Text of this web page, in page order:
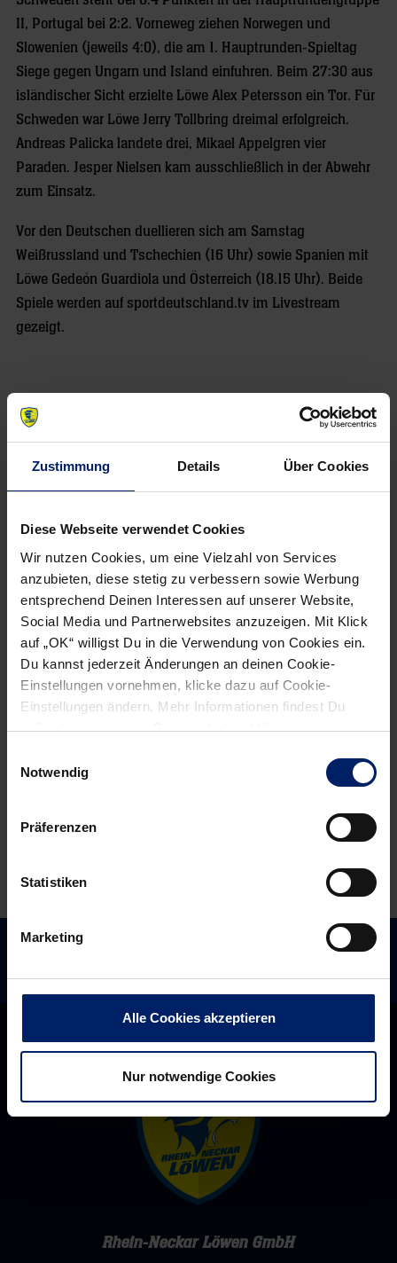
Zustimmung Details Über Cookies
Diese Webseite verwendet Cookies
Wir nutzen Cookies, um eine Vielzahl von Services
anzubieten, diese stetig zu verbessern sowie Werbung
entsprechend Deinen Interessen auf unserer Website,
Social Media und Partnerwebsites anzuzeigen. Mit Klick
auf „OK“ willigst Du in die Verwendung von Cookies ein.
Du kannst jederzeit Änderungen an deinen Cookie-
Einstellungen vornehmen, klicke dazu auf Cookie-
Einstellungen ändern. Mehr Informationen findest Du
außerdem in unsererDatenschutzerklärung.
Notwendig
Präferenzen
Statistiken
Marketing
Alle Cookies akzeptieren
Nur notwendige Cookies
II, Portugal bei 2:2. Vorneweg ziehen Norwegen und
Slowenien (jeweils 4:0), die am 1. Hauptrunden-Spieltag
Siege gegen Ungarn und Island einfuhren. Beim 27:30 aus
isländischer Sicht erzielte Löwe Alex Petersson ein Tor. Für
Schweden war Löwe Jerry Tollbring dreimal erfolgreich.
Andreas Palicka landete drei, Mikael Appelgren vier
Paraden. Jesper Nielsen kam ausschließlich in der Abwehr
zum Einsatz.
Vor den Deutschen duellieren sich am Samstag
Weißrussland und Tschechien (16 Uhr) sowie Spanien mit
Löwe Gedeón Guardiola und Österreich (18.15 Uhr). Beide
Spiele werden auf sportdeutschland.tv im Livestream
gezeigt.
NEWSLETTER
Wenn du per E-Mail über Aktuelles aus der Löwenwelt
informiert werden willst, kannst du den Rhein-Neckar Löwen
Post
navigation
previous
News:
Junglöwen
am
Samstag
mit
Alle News anzeigen
newst
News:
Deutscher
K.o.
auf
der
Rhein-Neckar Löwen GmbH